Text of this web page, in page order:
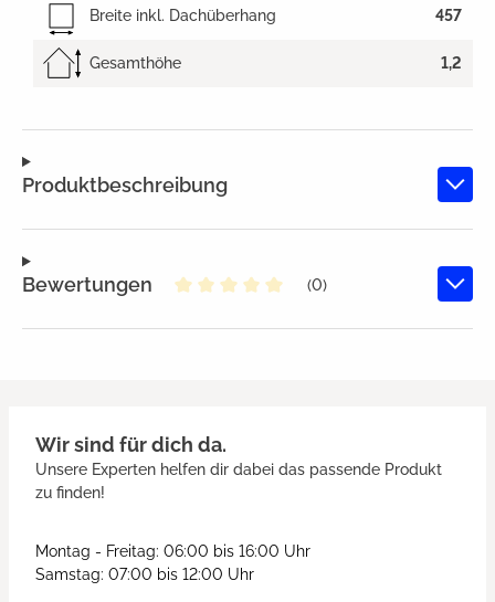
Produktbeschreibung
Bewertungen
(0)
Breite inkl. Dachüberhang 457
Gesamthöhe 1,2
Wir sind für dich da.
Unsere Experten helfen dir dabei das passende Produkt
zu finden!
Montag - Freitag: 06:00 bis 16:00 Uhr
Samstag: 07:00 bis 12:00 Uhr